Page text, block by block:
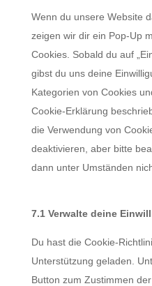
Wenn du unsere Website
zeigen wir dir ein Pop-Up
Cookies. Sobald du auf
gibst du uns deine
Kategorien von Cookies
Cookie-Erklärung
die Verwendung von
deaktivieren, aber bitte
dann unter Umständen
7.1 Verwalte deine
Du hast die Cookie-
Unterstützung geladen.
Button zum Zustimmen